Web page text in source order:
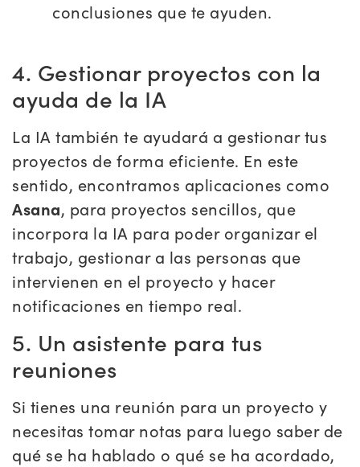
conclusiones que te ayuden.
4. Gestionar proyectos con la
ayuda de la IA
La IA también te ayudará a gestionar tus
proyectos de forma eficiente. En este
sentido, encontramos aplicaciones como
Asana, para proyectos sencillos, que
incorpora la IA para poder organizar el
trabajo, gestionar a las personas que
intervienen en el proyecto y hacer
notificaciones en tiempo real.
5. Un asistente para tus
reuniones
Si tienes una reunión para un proyecto y
necesitas tomar notas para luego saber de
qué se ha hablado o qué se ha acordado,